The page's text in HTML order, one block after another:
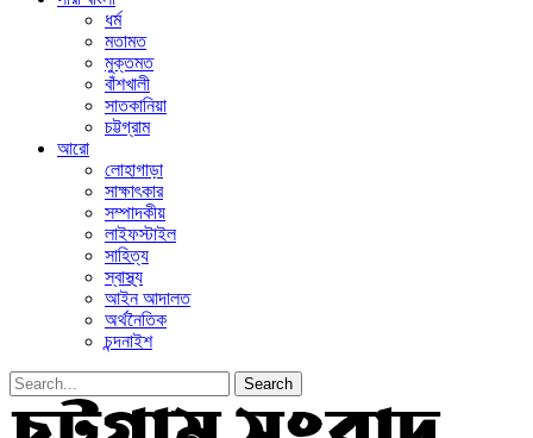
ধর্ম
মতামত
মুক্তমত
বাঁশখালী
সাতকানিয়া
চট্টগ্রাম
আরো
লোহাগাড়া
সাক্ষাৎকার
সম্পাদকীয়
লাইফস্টাইল
সাহিত্য
স্বাস্থ্য
আইন আদালত
অর্থনৈতিক
চন্দনাইশ